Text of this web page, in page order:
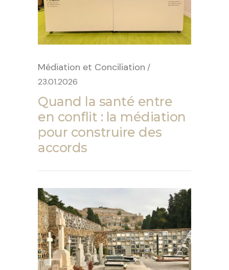
Médiation et Conciliation /
23.01.2026
Quand la santé entre
en conflit : la médiation
pour construire des
accords